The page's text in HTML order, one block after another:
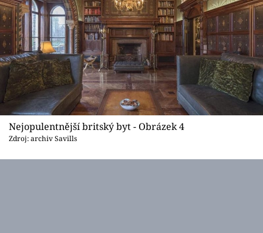
Nejopulentnější britský byt - Obrázek 4
Zdroj: archiv Savills